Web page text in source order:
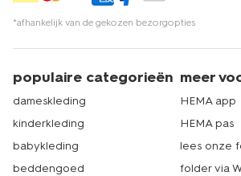
*afhankelijk van de gekozen bezorgopties
populaire categorieën
dameskleding
kinderkleding
babykleding
beddengoed
meer
HEMA app
HEMA pas
lees onze
folder via